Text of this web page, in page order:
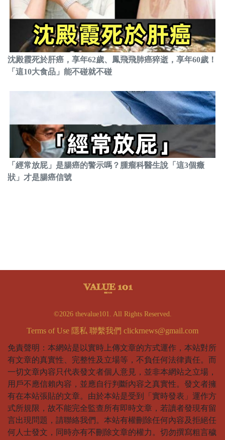
沈殿霞死於肝癌，享年62歲、鳳飛飛肺癌猝逝，享年60歲！
「這10大食品」能不碰就不碰
「經常放屁」是腸癌的警示嗎？腫瘤科醫生說「這3個癥
狀」才是腸癌信號
©2026 thevalue101. All Rights Reserved.
Terms of Use 隱私 聯繫我們 clickrnews@gmail.com
免責聲明：本網站是以實時上傳文章的方式運作，本站對所
有文章的真實性、完整性及立場等，不負任何法律責任。而
一切文章內容只代表發文者個人意見，並非本網站之立場，
用戶不應信賴內容，並應自行判斷內容之真實性。發文者擁
有在本站張貼的文章。由於本站是受到「實時發表」運作方
式所規限，故不能完全監查所有即時文章，若讀者發現有留
言出現問題，請聯絡我們。本站有權刪除任何內容及拒絕任
何人士發文，同時亦有不刪除文章的權力。切勿撰寫粗言穢